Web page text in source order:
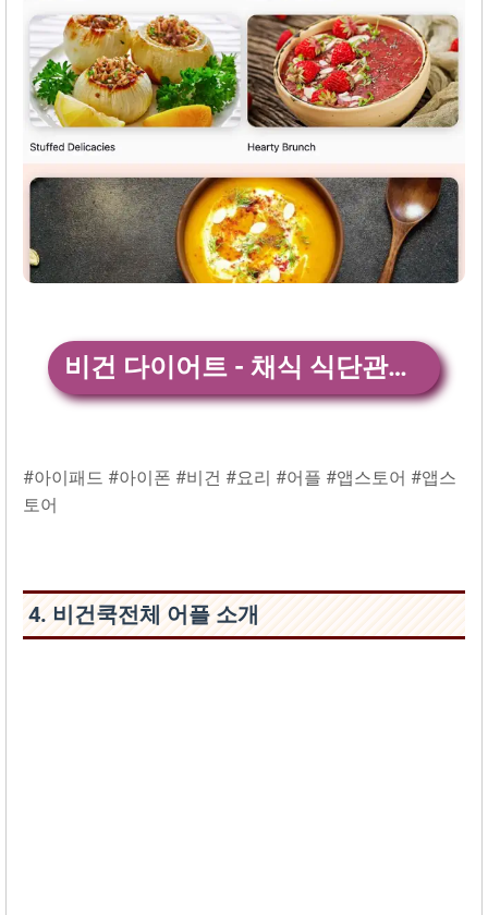
비건 다이어트 - 채식 식단관‪리‬19+ 앱 다운
#아이패드 #아이폰 #비건 #요리 #어플 #앱스토어 #앱스
토어
4. 비건‪쿡‬전체 어플 소개